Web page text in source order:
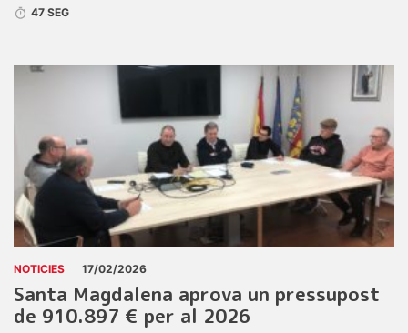
47 SEG
NOTICIES 17/02/2026
Santa Magdalena aprova un pressupost
de 910.897 € per al 2026